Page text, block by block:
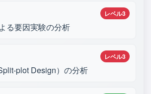
レベル3
る要因実験の分析
レベル3
plot Design）の分析